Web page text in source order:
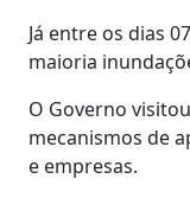
Já entre os dias
maioria
O Governo
mecanismos de
e empresas.